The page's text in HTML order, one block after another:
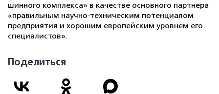
шинного комплекса» в качестве основного партнера
«правильным научно-техническим потенциалом
предприятия и хорошим европейским уровнем его
специалистов».
Поделиться